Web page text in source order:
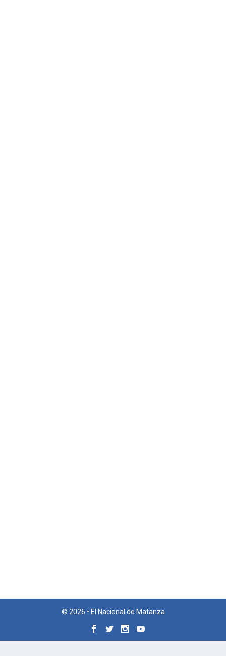
© 2026 • El Nacional de Matanza